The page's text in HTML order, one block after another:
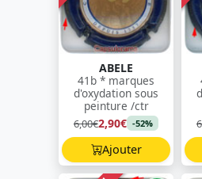
ABELE
41b * marques
d'oxydation sous
peinture /ctr
6,00€2,90€ -52%
Ajouter